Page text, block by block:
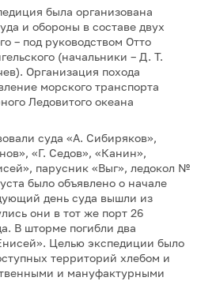
была организована
и обороны в составе двух
– под руководством Отто
(начальники – Д. Т.
Организация похода
морского транспорта
Ледовитого океана
суда «А. Сибиряков»,
«Г. Седов», «Канин»,
парусник «Выг», ледокол №
было объявлено о начале
день суда вышли из
они в тот же порт 26
В шторме погибли два
Целью экспедиции было
территорий хлебом и
и мануфактурными